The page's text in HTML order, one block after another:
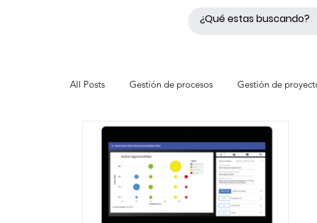
All Posts Gestión de procesos Gestión de
Smartsheet Smartsheet Resource Management
Innovación Funcionalidades de Smartsheet